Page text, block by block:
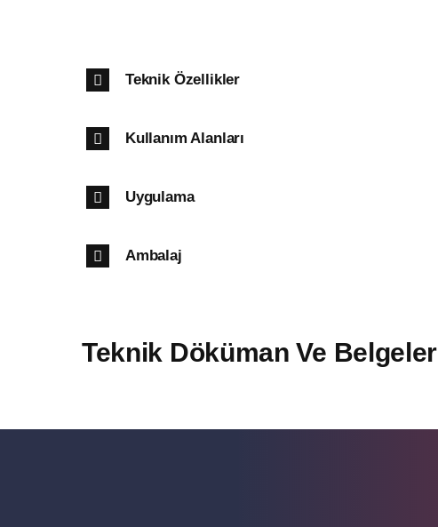
Teknik Özellikler
Kullanım Alanları
Uygulama
Ambalaj
Teknik Döküman Ve Belgeler